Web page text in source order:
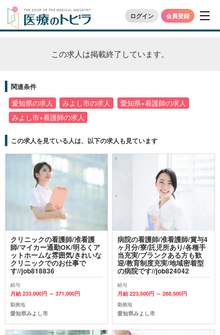
ログイン 会員登録
この求人は掲載終了しています。
関連条件
愛知県の求人
みよし市の求人
愛知県×看護師の求人
みよし市×看護師の求人
この求人を見ている人は、以下の求人も見ています
クリニックの看護師/准看護
師/マイカー通勤OK/明るくア
ットホームな雰囲気/きれいな
クリニックでのお仕事で
す//job818836
給与
月給 233,000円 ～ 371,000円
勤務地
愛知県みよし市
病院の看護師/准看護師/賞与4
ヶ月分/寮/託児所あり/各種手
当充実/ブランクある方も歓
迎/教育制度充実/地域密着型
の病院です//job824042
給与
月給 223,500円 ～ 288,500円
勤務地
愛知県みよし市